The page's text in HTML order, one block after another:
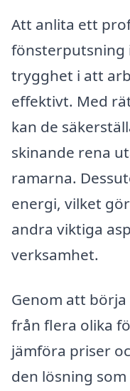
Att anlita ett
fönsterputsning
trygghet i att
effektivt. Med
kan de
skinande rena
ramarna.
energi, vilket
andra viktiga
verksamhet.
Genom att
från flera olika
jämföra priser
den lösning